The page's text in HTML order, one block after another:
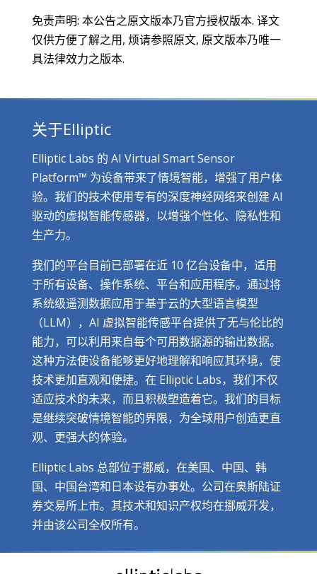
免责声明: 本公告之原文版本乃官方授权版本. 译文
仅供方便了解之用, 烦请参照原文, 原文版本乃唯一
具法律效力之版本.
关于Elliptic
Elliptic Labs 的 AI Virtual Smart Sensor
Platform™ 为设备带来了情境智能，增强了用户体
验。我们的技术使用专有的深度神经网络来创建 AI
驱动的虚拟智能传感器，以增强个性化、隐私性和
生产力。
我们的平台目前已部署在近 10 亿台设备中，适用
于所有设备、操作系统、平台和应用程序。通过将
系统级遥测数据应用于基于云的大型语言模型
（LLM），AI 虚拟智能传感平台提供了无与伦比的
能力，可以利用来自每个可用数据源的输出数据。
这种方法使设备能够更好地理解和响应其环境，使
技术更加直观和便捷。在 Elliptic Labs，我们不仅
适应技术的未来，而且积极塑造着它。我们的目标
是继续突破情境智能的界限，为全球用户创造更直
观、更强大的体验。
Elliptic Labs 总部位于挪威，在美国、中国、韩
国、中国台湾和日本设有办事处。公司在奥斯陆证
券交易所上市。其技术和知识产权均在挪威开发，
并由该公司全权所有。